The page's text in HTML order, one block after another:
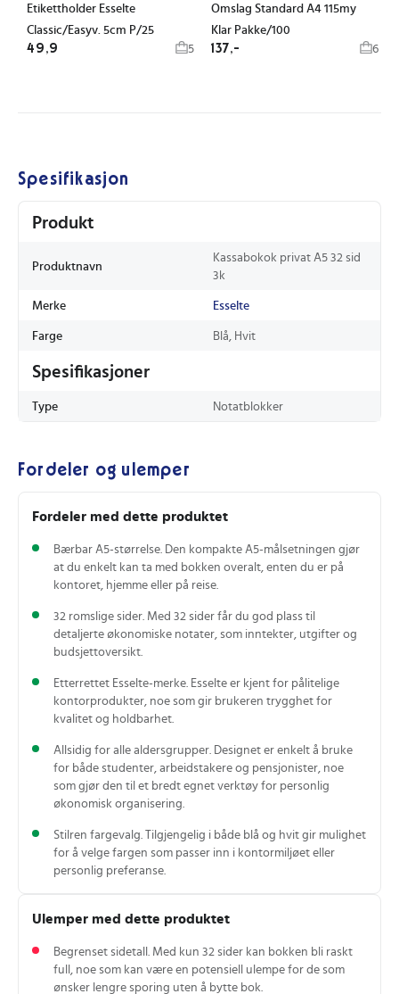
Etikettholder Esselte
Classic/Easyv. 5cm P/25
49,9 5
Omslag Standard A4 115my
Klar Pakke/100
137,- 6
Spesifikasjon
Produkt
Produktnavn
Kassabokok privat A5 32 sid
3k
Merke Esselte
Farge Blå, Hvit
Spesifikasjoner
Type Notatblokker
Fordeler og ulemper
Fordeler med dette produktet
Bærbar A5-størrelse. Den kompakte A5-målsetningen gjør
at du enkelt kan ta med bokken overalt, enten du er på
kontoret, hjemme eller på reise.
32 romslige sider. Med 32 sider får du god plass til
detaljerte økonomiske notater, som inntekter, utgifter og
budsjettoversikt.
Etterrettet Esselte-merke. Esselte er kjent for pålitelige
kontorprodukter, noe som gir brukeren trygghet for
kvalitet og holdbarhet.
Allsidig for alle aldersgrupper. Designet er enkelt å bruke
for både studenter, arbeidstakere og pensjonister, noe
som gjør den til et bredt egnet verktøy for personlig
økonomisk organisering.
Stilren fargevalg. Tilgjengelig i både blå og hvit gir mulighet
for å velge fargen som passer inn i kontormiljøet eller
personlig preferanse.
Ulemper med dette produktet
Begrenset sidetall. Med kun 32 sider kan bokken bli raskt
full, noe som kan være en potensiell ulempe for de som
ønsker lengre sporing uten å bytte bok.